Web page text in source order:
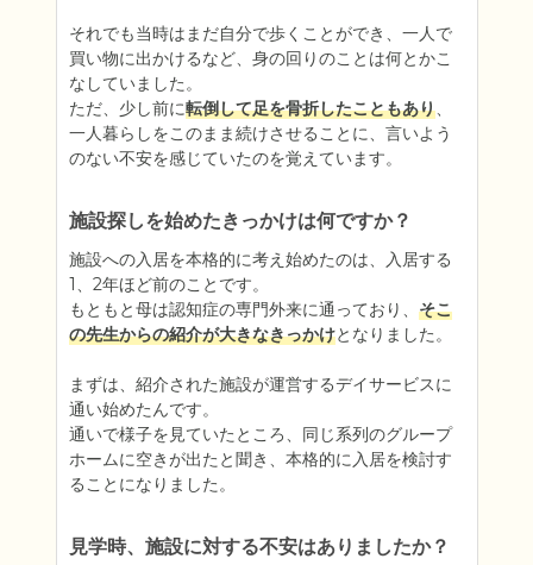
それでも当時はまだ自分で歩くことができ、一人で
買い物に出かけるなど、身の回りのことは何とかこ
なしていました。
ただ、少し前に転倒して足を骨折したこともあり、
一人暮らしをこのまま続けさせることに、言いよう
のない不安を感じていたのを覚えています。
施設探しを始めたきっかけは何ですか？
施設への入居を本格的に考え始めたのは、入居する
1、2年ほど前のことです。
もともと母は認知症の専門外来に通っており、 そこ
の先生からの紹介が大きなきっかけとなりました。
まずは、紹介された施設が運営するデイサービスに
通い始めたんです。
通いで様子を見ていたところ、同じ系列のグループ
ホームに空きが出たと聞き、本格的に入居を検討す
ることになりました。
見学時、施設に対する不安はありましたか？